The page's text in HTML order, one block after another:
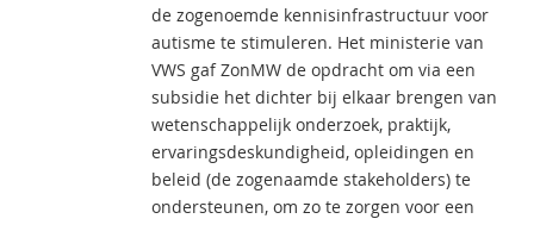
de zogenoemde kennisinfrastructuur voor
autisme te stimuleren. Het ministerie van
VWS gaf ZonMW de opdracht om via een
subsidie het dichter bij elkaar brengen van
wetenschappelijk onderzoek, praktijk,
ervaringsdeskundigheid, opleidingen en
beleid (de zogenaamde stakeholders) te
ondersteunen, om zo te zorgen voor een